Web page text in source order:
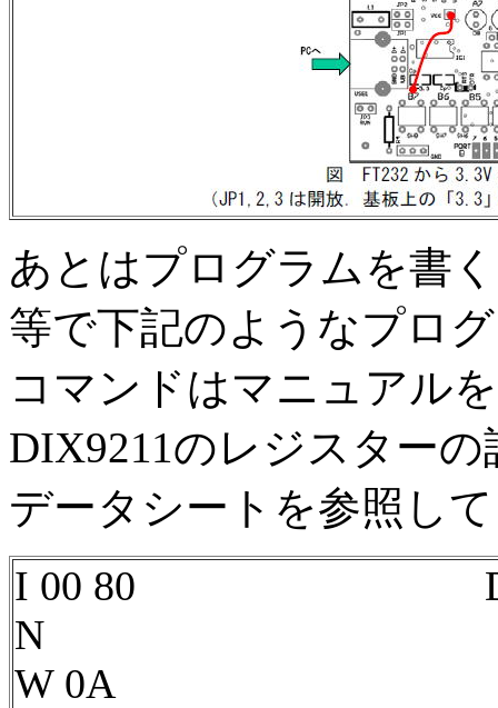
あとはプログラムを書
等で下記のようなプロ
コマンドはマニュアル
DIX9211のレジスター
データシートを参照し
I 00 80
N
W 0A